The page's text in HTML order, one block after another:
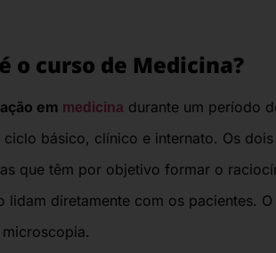
o curso de Medicina?
em medicina durante um período
básico, clínico e internato. Os
que têm por objetivo formar o
lidam diretamente com os pacientes.